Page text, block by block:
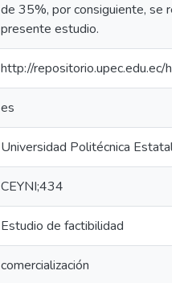
de 35%, por consiguiente, se
presente estudio.
http://repositorio.upec.edu.ec/
es
Universidad Politécnica Estatal
CEYNI;434
Estudio de factibilidad
comercialización